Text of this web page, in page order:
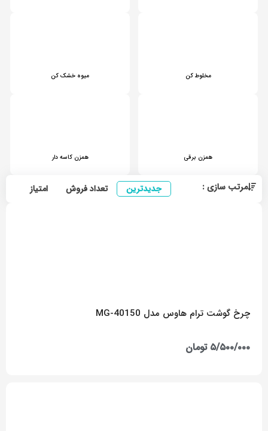
مخلوط کن میوه خشک کن
همزن برقی همزن کاسه دار
مرتب سازی : جدیدترین تعداد فروش امتیاز
چرخ گوشت ترام هاوس مدل MG-40150
۵/۵۰۰/۰۰۰ تومان